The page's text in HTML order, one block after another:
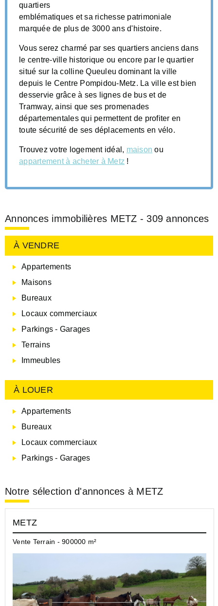
quartiers
emblématiques et sa richesse patrimoniale
marquée de plus de 3000 ans d'histoire.
Vous serez charmé par ses quartiers anciens dans
le centre-ville historique ou encore par le quartier
situé sur la colline Queuleu dominant la ville
depuis le Centre Pompidou-Metz. La ville est bien
desservie grâce à ses lignes de bus et de
Tramway, ainsi que ses promenades
départementales qui permettent de profiter en
toute sécurité de ses déplacements en vélo.
Trouvez votre logement idéal, maison ou
appartement à acheter à Metz !
Annonces immobilières METZ - 309 annonces
À VENDRE
Appartements
Maisons
Bureaux
Locaux commerciaux
Parkings - Garages
Terrains
Immeubles
À LOUER
Appartements
Bureaux
Locaux commerciaux
Parkings - Garages
Notre sélection d'annonces à METZ
METZ
Vente Terrain - 900000 m²